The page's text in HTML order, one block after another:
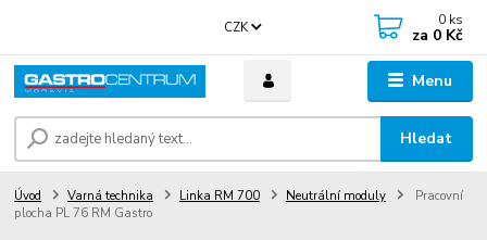
Menu
CZK
Hledat
0 ks
za 0 Kč
Úvod Varná technika Linka RM 700 Neutrální moduly
Pracovní
plocha PL 76 RM Gastro